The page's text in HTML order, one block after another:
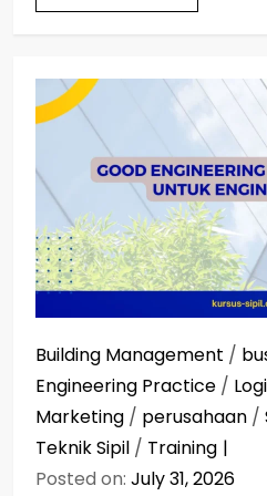
Building Management /
Engineering Practice /
Marketing / perusahaan /
Teknik Sipil / Training
Posted on: July 31, 2026